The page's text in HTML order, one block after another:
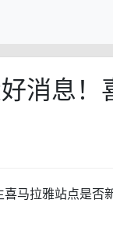
消息
马拉雅站点是